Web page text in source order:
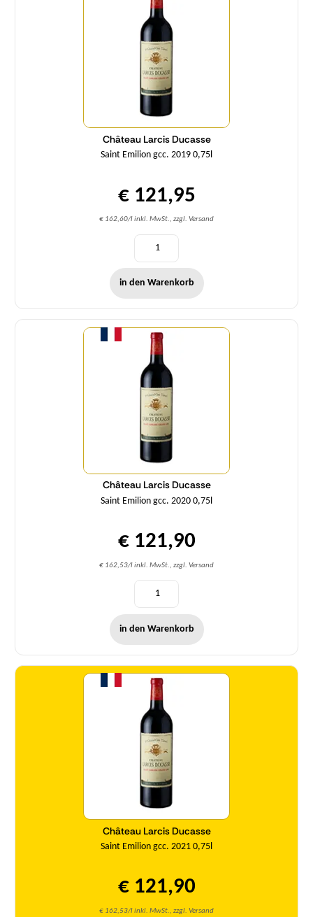
Château Larcis Ducasse
Saint Emilion gcc. 2019 0,75l
€ 121,95
€ 162,60/l inkl. MwSt., zzgl. Versand
in den Warenkorb
Château Larcis Ducasse
Saint Emilion gcc. 2020 0,75l
€ 121,90
€ 162,53/l inkl. MwSt., zzgl. Versand
Menge
in den Warenkorb
Château Larcis Ducasse
Saint Emilion gcc. 2021 0,75l
€ 121,90
€ 162,53/l inkl. MwSt., zzgl. Versand
Menge